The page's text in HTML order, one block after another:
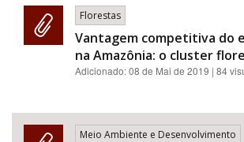
Florestas
Vantagem competitiva do
na Amazônia: o cluster
Adicionado:08 de Mai de 2019 | 84
Meio Ambiente e Desenvolvimento